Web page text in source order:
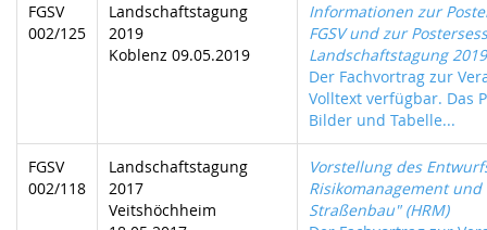
FGSV
002/125
Landschaftstagung
2019
Koblenz 09.05.2019
Informationen zur
FGSV und zur
Landschaftstagung
Der Fachvortrag zur
Volltext verfügbar. Das
Bilder und Tabelle...
FGSV
002/118
Landschaftstagung
2017
Veitshöchheim
Vorstellung des
Risikomanagement
Straßenbau" (HRM)